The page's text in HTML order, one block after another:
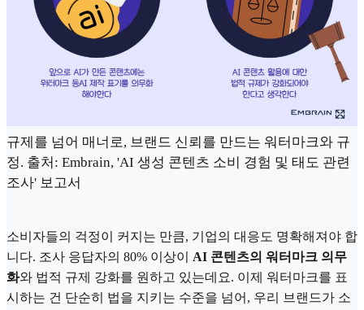
규제를 넘어 매너로, 브랜드 신뢰를 만드는 워터마크와 규
정. 출처: Embrain, 'AI 생성 콘텐츠 소비 경험 및 태도 관련
조사' 보고서
소비자들의 걱정이 커지는 만큼, 기업의 대응도 명확해져야 합
니다. 조사 응답자의 80% 이상이 AI 콘텐츠의 워터마크 의무
화와 법적 규제 강화를 원하고 있는데요. 이제 워터마크를 표
시하는 건 단순히 법을 지키는 수준을 넘어, 우리 브랜드가 소